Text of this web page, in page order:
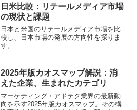
日米比較：リテールメディア市場
の現状と課題
日本と米国のリテールメディア市場を比
較し、日本市場の発展の方向性を探りま
す。
2025年版カオスマップ解説：消
えた企業、生まれたカテゴリ
マーケティング・アドテク業界の最新動
向を示す2025年版カオスマップ。その構